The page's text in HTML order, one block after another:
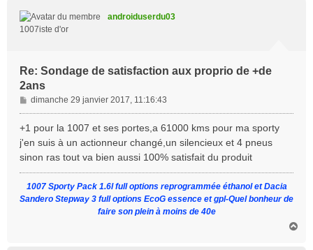
androiduserdu03
1007iste d'or
Re: Sondage de satisfaction aux proprio de +de
2ans
M
e
s
g
e
dimanche 29 janvier 2017, 11:16:43
+1 pour la 1007 et ses portes,a 61000 kms pour ma sporty
j'en suis à un actionneur changé,un silencieux et 4 pneus
sinon ras tout va bien aussi 100% satisfait du produit
1007 Sporty Pack 1.6l full options reprogrammée éthanol et Dacia
Sandero Stepway 3 full options EcoG essence et gpl-Quel bonheur de
faire son plein à moins de 40e